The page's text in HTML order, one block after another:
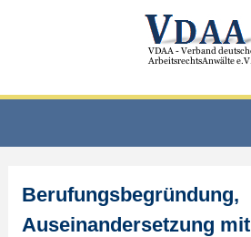
Berufungsbegründung,
Auseinandersetzung mit